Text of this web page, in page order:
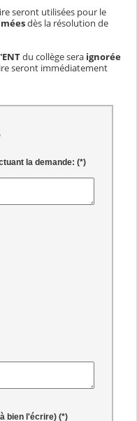
seront utilisées pour le
dès la résolution de
du collège sera ignorée
seront immédiatement